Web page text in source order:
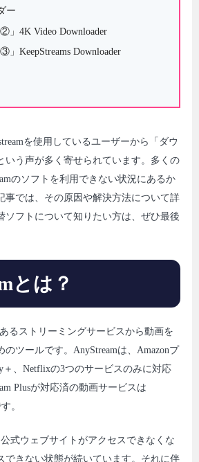
ー
②」4K Video Downloader
③」KeepStreams Downloader
を使用しているユーザーから「ダウ
いう声が多く寄せられています。多くの
のソフトを利用できない状況にあるか
事では、その原因や解決方法について詳
ソフトについて知りたい方は、ぜひ最後
とは？
るストリーミングサービスから動画を
のツールです。AnyStreamは、Amazonプ
＋、Netflixの3つのサービスのみに対応
Plusが対応済の動画サービスは
。
式ウェブサイトがアクセスできなくな
できない状態が続いています。それに伴